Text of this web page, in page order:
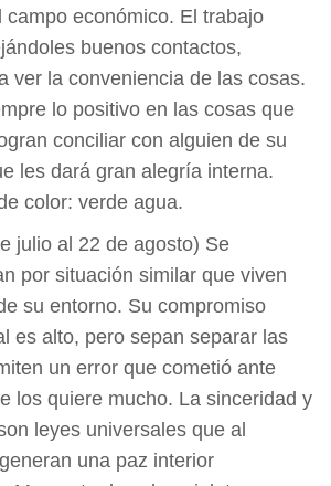
campo económico. El trabajo
buenos contactos,
ver la conveniencia de las cosas.
lo positivo en las cosas que
conciliar con alguien de su
les dará gran alegría interna.
color: verde agua.
julio al 22 de agosto) Se
por situación similar que viven
su entorno. Su compromiso
es alto, pero sepan separar las
un error que cometió ante
los quiere mucho. La sinceridad y
leyes universales que al
una paz interior